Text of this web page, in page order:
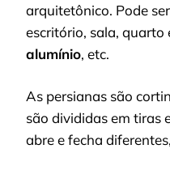
arquitetônico. Pode
escritório, sala, quarto
alumínio, etc.
As persianas são
são divididas em tiras
abre e fecha